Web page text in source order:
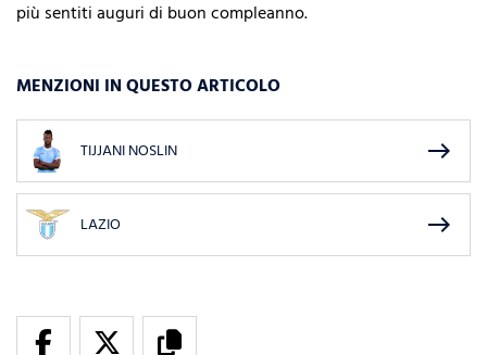
più sentiti auguri di buon compleanno.
MENZIONI IN QUESTO ARTICOLO
TIJJANI NOSLIN east
LAZIO east